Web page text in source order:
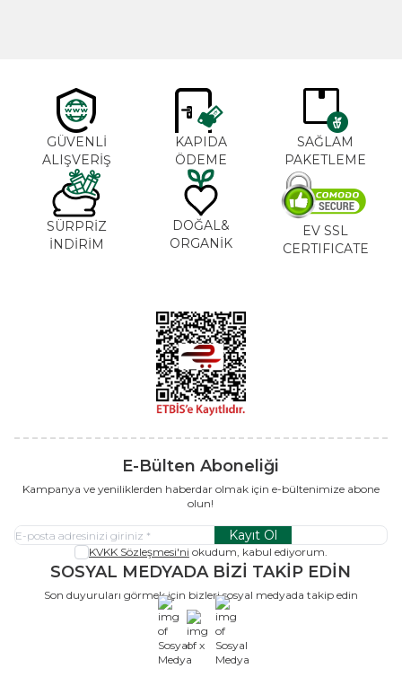
GÜVENLİ
ALIŞVERİŞ
KAPIDA
ÖDEME
SAĞLAM
PAKETLEME
SÜRPRİZ
İNDİRİM
DOĞAL&
ORGANİK
EV SSL
CERTIFICATE
E-Bülten Aboneliği
Kampanya ve yeniliklerden haberdar olmak için e-bültenimize abone
olun!
Kayıt Ol
KVKK Sözleşmesi'ni okudum, kabul ediyorum.
SOSYAL MEDYADA BİZİ TAKİP EDİN
Son duyuruları görmek için bizleri sosyal medyada takip edin
x